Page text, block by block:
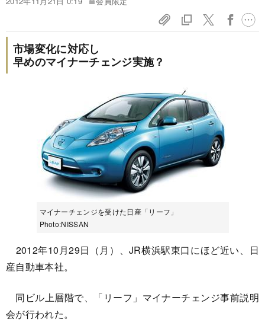
市場変化に対応し
早めのマイナーチェンジ実施？
マイナーチェンジを受けた日産「リーフ」
Photo:NISSAN
2012年10月29日（月）、JR横浜駅東口にほど近い、日
産自動車本社。
同ビル上層階で、「リーフ」マイナーチェンジ事前説明
会が行われた。